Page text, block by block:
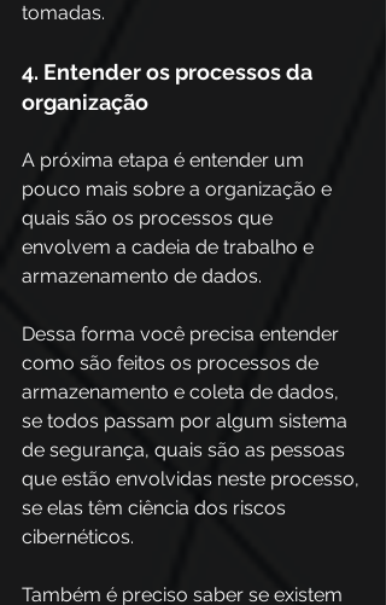
tomadas.
4. Entender os processos da
organização
A próxima etapa é entender um
pouco mais sobre a organização e
quais são os processos que
envolvem a cadeia de trabalho e
armazenamento de dados.
Dessa forma você precisa entender
como são feitos os processos de
armazenamento e coleta de dados,
se todos passam por algum sistema
de segurança, quais são as pessoas
que estão envolvidas neste processo,
se elas têm ciência dos riscos
cibernéticos.
Também é preciso saber se existem